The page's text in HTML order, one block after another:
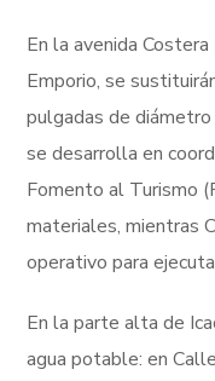
En la avenida
Emporio, se
pulgadas de
se desarrolla en
Fomento al Turismo
materiales, mientras
operativo para
En la parte alta de
agua potable: en